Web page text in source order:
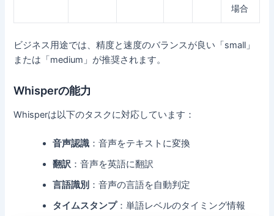
場合
ビジネス用途では、精度と速度のバランスが良い「small」
または「medium」が推奨されます。
Whisperの能力
Whisperは以下のタスクに対応しています：
音声認識 ：音声をテキストに変換
翻訳 ：音声を英語に翻訳
言語識別 ：音声の言語を自動判定
タイムスタンプ：単語レベルのタイミング情報